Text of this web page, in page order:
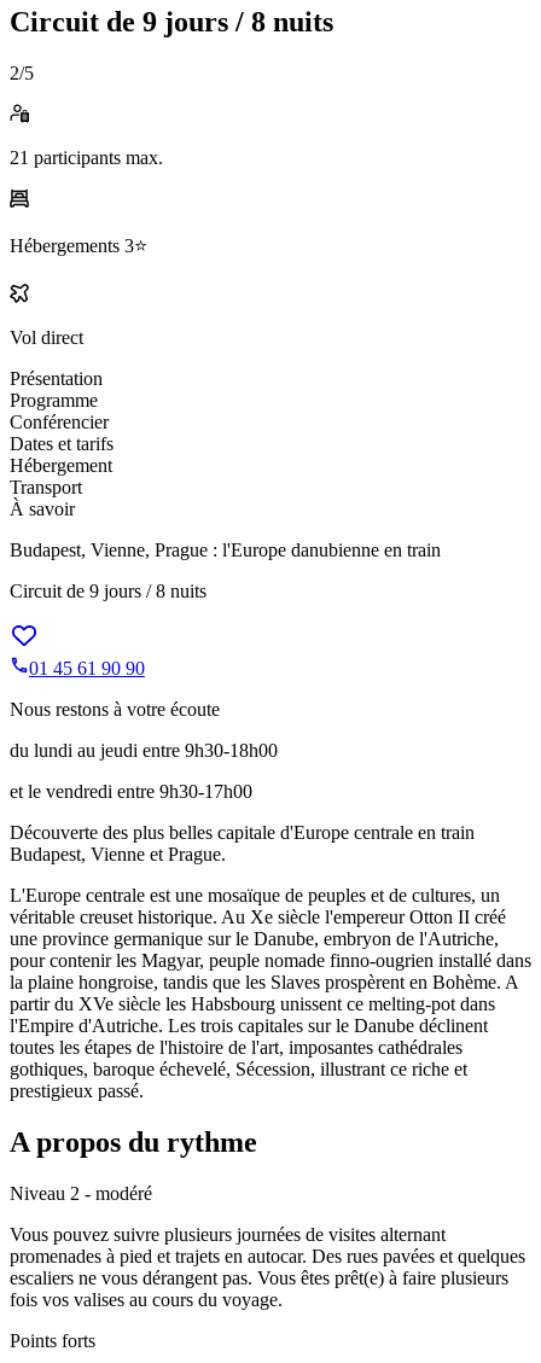
Circuit de 9 jours / 8 nuits
2/5
21 participants max.
Hébergements 3⭐️
Vol direct
Présentation
Programme
Conférencier
Dates et tarifs
Hébergement
Transport
À savoir
Budapest, Vienne, Prague : l'Europe danubienne en train
Circuit de 9 jours / 8 nuits
01 45 61 90 90
Nous restons à votre écoute
du lundi au jeudi entre 9h30-18h00
et le vendredi entre 9h30-17h00
Découverte des plus belles capitale d'Europe centrale en train
Budapest, Vienne et Prague.
L'Europe centrale est une mosaïque de peuples et de cultures, un
véritable creuset historique. Au Xe siècle l'empereur Otton II créé
une province germanique sur le Danube, embryon de l'Autriche,
pour contenir les Magyar, peuple nomade finno-ougrien installé dans
la plaine hongroise, tandis que les Slaves prospèrent en Bohème. A
partir du XVe siècle les Habsbourg unissent ce melting-pot dans
l'Empire d'Autriche. Les trois capitales sur le Danube déclinent
toutes les étapes de l'histoire de l'art, imposantes cathédrales
gothiques, baroque échevelé, Sécession, illustrant ce riche et
prestigieux passé.
A propos du rythme
Niveau 2 - modéré
Vous pouvez suivre plusieurs journées de visites alternant
promenades à pied et trajets en autocar. Des rues pavées et quelques
escaliers ne vous dérangent pas. Vous êtes prêt(e) à faire plusieurs
fois vos valises au cours du voyage.
Points forts